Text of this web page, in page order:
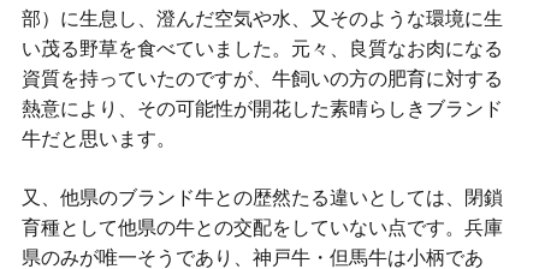
部）に生息し、澄んだ空気や水、又そのような環境に生
い茂る野草を食べていました。元々、良質なお肉になる
資質を持っていたのですが、牛飼いの方の肥育に対する
熱意により、その可能性が開花した素晴らしきブランド
牛だと思います。
又、他県のブランド牛との歴然たる違いとしては、閉鎖
育種として他県の牛との交配をしていない点です。兵庫
県のみが唯一そうであり、神戸牛・但馬牛は小柄であ